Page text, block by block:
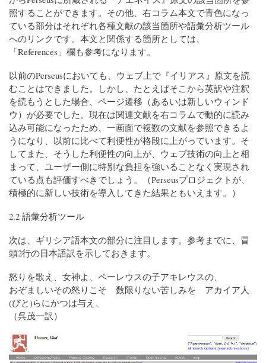
照することができます。その他、右コラム本文で青色になっ
ている部分はそれぞれ各種文献の該当箇所や語彙分析ツール
へのリンクです。本文と関係する箇所としては、
「References」欄も参考になります。
以前のPerseusにおいても、ウェブ上で『イリアス』原文を読
むことはできました。しかし、たとえばそこから英訳や注釈
を読もうとした場合、ページ遷移（あるいは新しいウィンド
ウ）が必要でした。現在は関連文献を右コラムで動的に読み
込み可能になったため、一画面で複数の文献を参照できるよ
うになり、以前に比べて利便性が格段に上がっています。そ
してまた、そうした利便性の向上が、ウェブ技術の向上と相
まって、ユーザー側に特別な負担を強いることなく実現され
ている点も評価すべきでしょう。（Perseusプロジェクトが、
積極的に新しい技術を導入してきた結果ともいえます。）
2.2 語彙分析ツール
次は、ギリシア語本文の部分に注目します。参考までに、冒
頭2行の日本語訳を示しておきます。
怒りを歌え、女神よ、ペーレウスの子アキレウスの、
おぞましいその怒りこそ 数限りない苦しみを アカイア人
(びと)らにかつは与え、
（呉茂一訳）